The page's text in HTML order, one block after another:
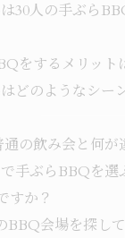
30人の手ぶら
をするメリット
どのようなシー
の飲み会と何が
手ぶらBBQを選
すか？
BBQ会場を探し